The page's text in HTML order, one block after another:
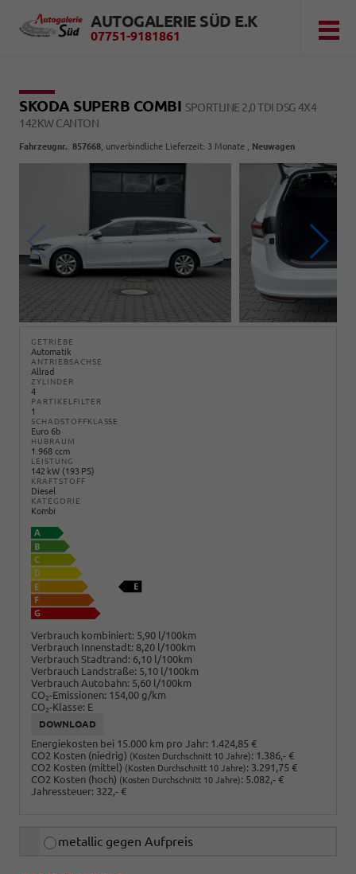
AUTOGALERIE SÜD E.K
07751-9181861
SKODA SUPERB COMBI SPORTLINE 2,0 TDI DSG 4X4
142KW CANTON
Fahrzeugnr.: 857668 , unverbindliche Lieferzeit: 3 Monate Neuwagen
GETRIEBE
Automatik
ANTRIEBSACHSE
Allrad
ZYLINDER
4
PARTIKELFILTER
1
SCHADSTOFFKLASSE
Euro 6b
HUBRAUM
1.968 ccm
LEISTUNG
142 kW (193 PS)
KRAFTSTOFF
Diesel
KATEGORIE
Kombi
Verbrauch kombiniert: 5,90 l/100km
Verbrauch Innenstadt: 8,20 l/100km
Verbrauch Stadtrand: 6,10 l/100km
Verbrauch Landstraße: 5,10 l/100km
Verbrauch Autobahn: 5,60 l/100km
CO2-Emissionen: 154,00 g/km
CO2-Klasse: E
DOWNLOAD
Energiekosten bei 15.000 km pro Jahr: 1.424,85 €
CO2 Kosten (niedrig) (Kosten Durchschnitt 10 Jahre): 1.386,- €
CO2 Kosten (mittel) (Kosten Durchschnitt 10 Jahre): 3.291,75 €
CO2 Kosten (hoch) (Kosten Durchschnitt 10 Jahre): 5.082,- €
Jahressteuer: 322,- €
metallic gegen Aufpreis